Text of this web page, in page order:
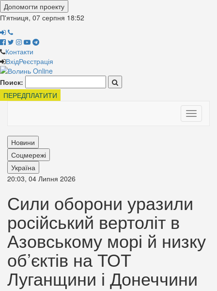
Допомогти проекту
П'ятниця, 07 серпня 18:52
Контакти
ВхідРеєстрація
Поиск:
ПЕРЕДПЛАТИТИ
Toggle
Новини
Соцмережі
Україна
20:03, 04 Липня 2026
Сили оборони уразили
російський вертоліт в
Азовському морі й низку
об’єктів на ТОТ
Луганщини і Донеччини